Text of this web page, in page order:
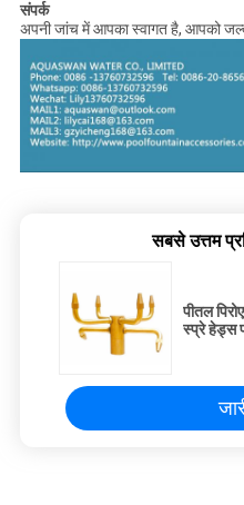
संपर्क
अपनी जांच में आपका स्वागत है, आपको जल्द
सबसे उत्तम
पीतल
स्प्रे हेड्स